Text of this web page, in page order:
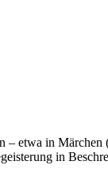
etwa in
in